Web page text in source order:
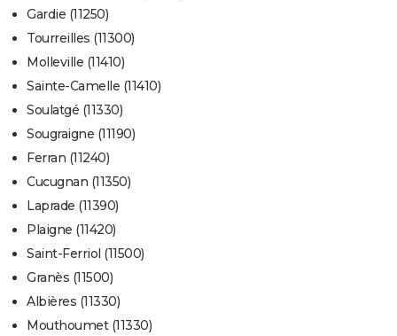
Gardie (11250)
Tourreilles (11300)
Molleville (11410)
Sainte-Camelle (11410)
Soulatgé (11330)
Sougraigne (11190)
Ferran (11240)
Cucugnan (11350)
Laprade (11390)
Plaigne (11420)
Saint-Ferriol (11500)
Granès (11500)
Albières (11330)
Mouthoumet (11330)